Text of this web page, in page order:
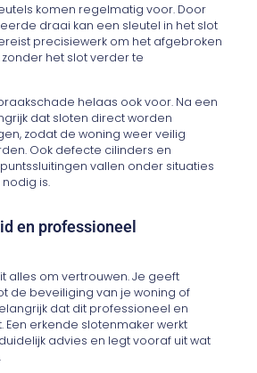
komen regelmatig voor. Door
draai kan een sleutel in het slot
precisiewerk om het afgebroken
het slot verder te
helaas ook voor. Na een
dat sloten direct worden
zodat de woning weer veilig
Ook defecte cilinders en
vallen onder situaties
is.
en professioneel
alles om vertrouwen. Je geeft
de beveiliging van je woning of
dat dit professioneel en
Een erkende slotenmaker werkt
advies en legt vooraf uit wat